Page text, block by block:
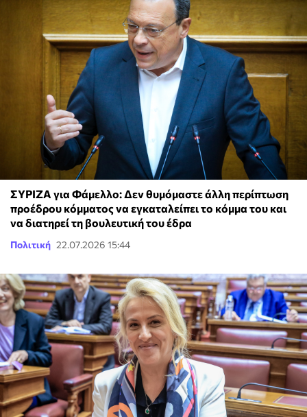
ΣΥΡΙΖΑ για Φάμελλο: Δεν θυμόμαστε άλλη περίπτωση
προέδρου κόμματος να εγκαταλείπει το κόμμα του και
να διατηρεί τη βουλευτική του έδρα
Πολιτική 22.07.2026 15:44